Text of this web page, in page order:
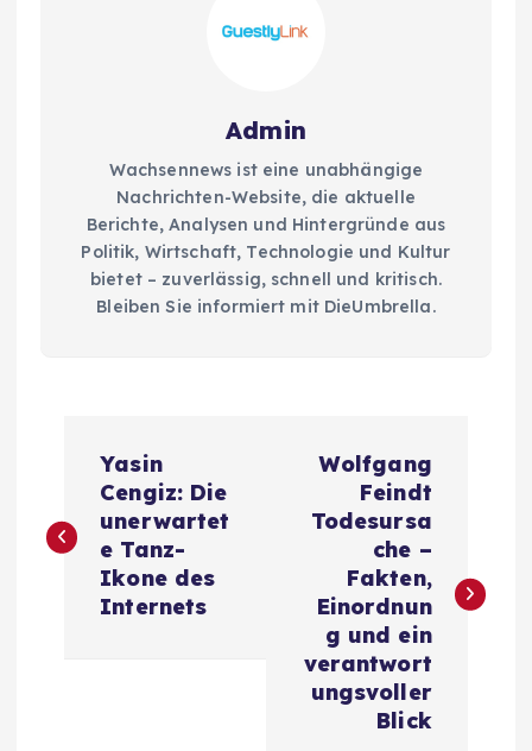
Admin
Wachsennews ist eine unabhängige
Nachrichten-Website, die aktuelle
Berichte, Analysen und Hintergründe aus
Politik, Wirtschaft, Technologie und Kultur
bietet – zuverlässig, schnell und kritisch.
Bleiben Sie informiert mit DieUmbrella.
s
Yasin
Cengiz: Die
unerwartet
e Tanz-
Ikone des
Internets
Wolfgang
Feindt
Todesursa
che –
Fakten,
Einordnun
g und ein
verantwort
ungsvoller
Blick